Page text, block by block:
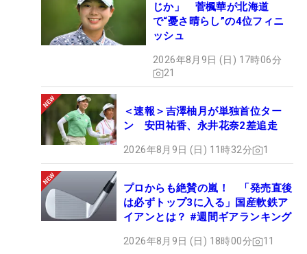
じか」 菅楓華が北海道
で“憂さ晴らし”の4位フィニ
ッシュ
2026年8月9日 (日) 17時06分
21
＜速報＞吉澤柚月が単独首位ター
ン 安田祐香、永井花奈2差追走
2026年8月9日 (日) 11時32分 1
プロからも絶賛の嵐！ 「発売直後
は必ずトップ3に入る」国産軟鉄ア
イアンとは？ #週間ギアランキング
2026年8月9日 (日) 18時00分 11